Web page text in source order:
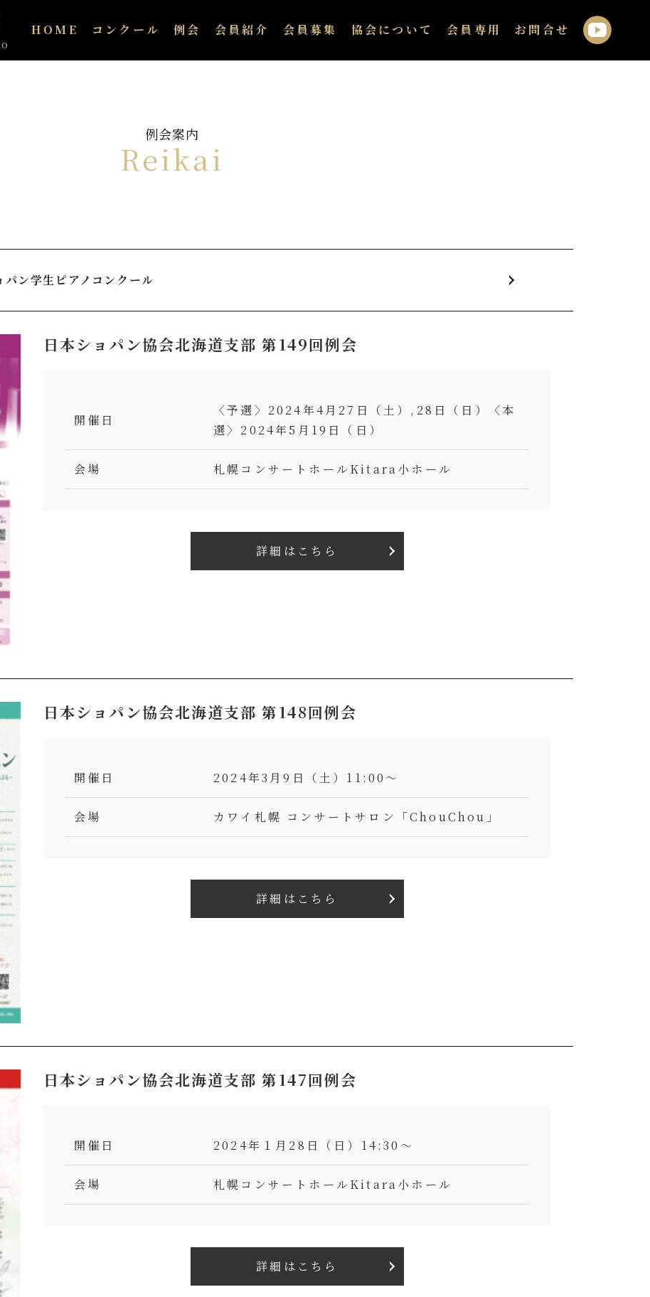
HOME コンクール 例会 会員紹介 会員募集 協会について 会員専用 お問合せ
例会案内
Reikai
ン学生ピアノコンクール
日本ショパン協会北海道支部 第149回例会
開催日
〈予選〉2024年4月27日（土）,28日（日）〈本
選〉2024年5月19日（日）
会場 札幌コンサートホールKitara小ホール
詳細はこちら
日本ショパン協会北海道支部 第148回例会
開催日 2024年3月9日（土）11:00～
会場 カワイ札幌 コンサートサロン「ChouChou」
詳細はこちら
日本ショパン協会北海道支部 第147回例会
開催日 2024年１月28日（日）14:30～
会場 札幌コンサートホールKitara小ホール
詳細はこちら